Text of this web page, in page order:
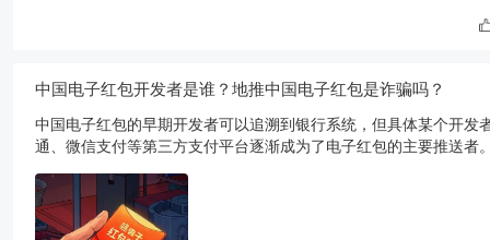
中国电子红包开发者是谁？地推中国电子红包是诈骗吗？
中国电子红包的早期开发者可以追溯到银行系统，但具体某个开
通、微信支付等第三方支付平台逐渐成为了电子红包的主要推送